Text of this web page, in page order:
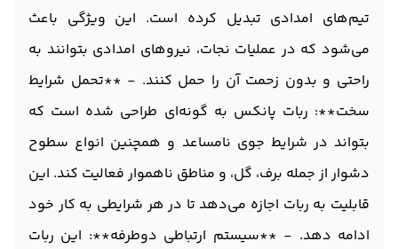
تیم‌های امدادی تبدیل کرده است. این ویژگی باعث
می‌شود که در عملیات نجات، نیروهای امدادی بتوانند به
راحتی و بدون زحمت آن را حمل کنند. - **تحمل شرایط
سخت**: ربات پانکس به گونه‌ای طراحی شده است که
بتواند در شرایط جوی نامساعد و همچنین انواع سطوح
دشوار از جمله برف، گل، و مناطق ناهموار فعالیت کند. این
قابلیت به ربات اجازه می‌دهد تا در هر شرایطی به کار خود
ادامه دهد. - **سیستم ارتباطی دوطرفه**: این ربات